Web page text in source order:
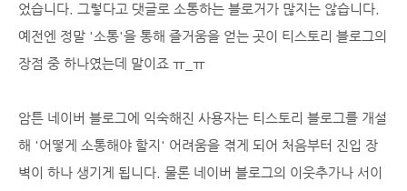
었습니다. 그렇다고 댓글로 소통하는 블로거가 많지는 않습니다.
예전엔 정말 '소통'을 통해 즐거움을 얻는 곳이 티스토리 블로그의
장점 중 하나였는데 말이죠 ㅠ_ㅠ
암튼 네이버 블로그에 익숙해진 사용자는 티스토리 블로그를 개설
해 '어떻게 소통해야 할지' 어려움을 겪게 되어 처음부터 진입 장
벽이 하나 생기게 됩니다. 물론 네이버 블로그의 이웃추가나 서이